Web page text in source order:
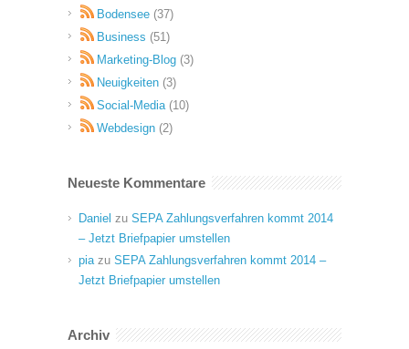
Bodensee (37)
Business (51)
Marketing-Blog (3)
Neuigkeiten (3)
Social-Media(10)
Webdesign (2)
Neueste Kommentare
Daniel zu SEPA Zahlungsverfahren kommt 2014
– Jetzt Briefpapier umstellen
piazu SEPA Zahlungsverfahren kommt 2014 –
Jetzt Briefpapier umstellen
Archiv